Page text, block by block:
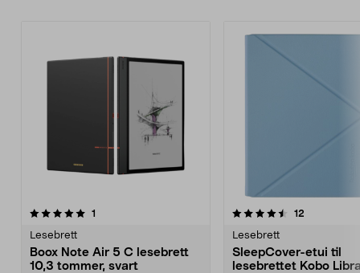
1
Lesebrett
Boox Note Air 5 C lesebrett
10,3 tommer, svart
4.5 av 5 stjerner 12
Lesebrett
SleepCover-etui til
lesebrettet Kobo
5.0 av 5 stjerner